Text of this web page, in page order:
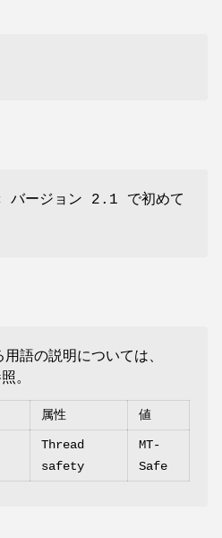
ージョン 2.1 で初めて
語の説明については、
。
属性 値
Thread
safety
MT-
Safe